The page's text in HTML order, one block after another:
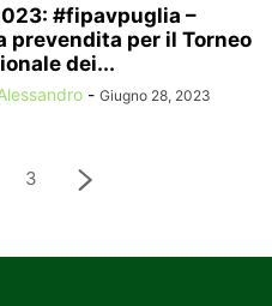
#fipavpuglia –
prevendita per il Torneo
dei...
- Giugno 28, 2023
3